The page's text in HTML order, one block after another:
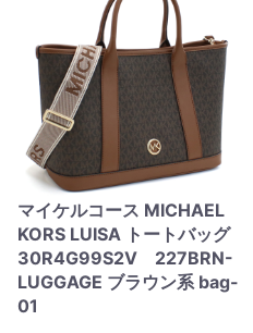
マイケルコース MICHAEL
KORS LUISA トートバッグ
30R4G99S2V 227BRN-
LUGGAGE ブラウン系 bag-
01